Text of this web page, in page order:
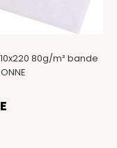
80g/m² bande